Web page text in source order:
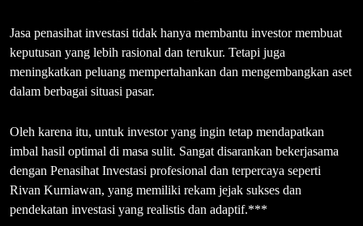
Jasa penasihat investasi tidak hanya membantu investor membuat
keputusan yang lebih rasional dan terukur. Tetapi juga
meningkatkan peluang mempertahankan dan mengembangkan aset
dalam berbagai situasi pasar.
Oleh karena itu, untuk investor yang ingin tetap mendapatkan
imbal hasil optimal di masa sulit. Sangat disarankan bekerjasama
dengan Penasihat Investasi profesional dan terpercaya seperti
Rivan Kurniawan, yang memiliki rekam jejak sukses dan
pendekatan investasi yang realistis dan adaptif.***